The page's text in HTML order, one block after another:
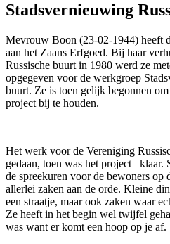
Stadsvernieuwing
Mevrouw Boon (23-02-1944) heeft
aan het Zaans Erfgoed. Bij haar
Russische buurt in 1980 werd ze
opgegeven voor de werkgroep
buurt. Ze is toen gelijk begonnen
project bij te houden.
Het werk voor de Vereniging
gedaan, toen was het project klaar.
de spreekuren voor de bewoners op
allerlei zaken aan de orde. Kleine
een straatje, maar ook zaken waar
Ze heeft in het begin wel twijfel
was want er komt een hoop op je af.